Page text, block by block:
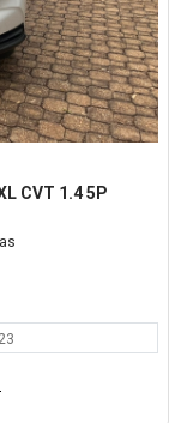
CVT 1.4 5P